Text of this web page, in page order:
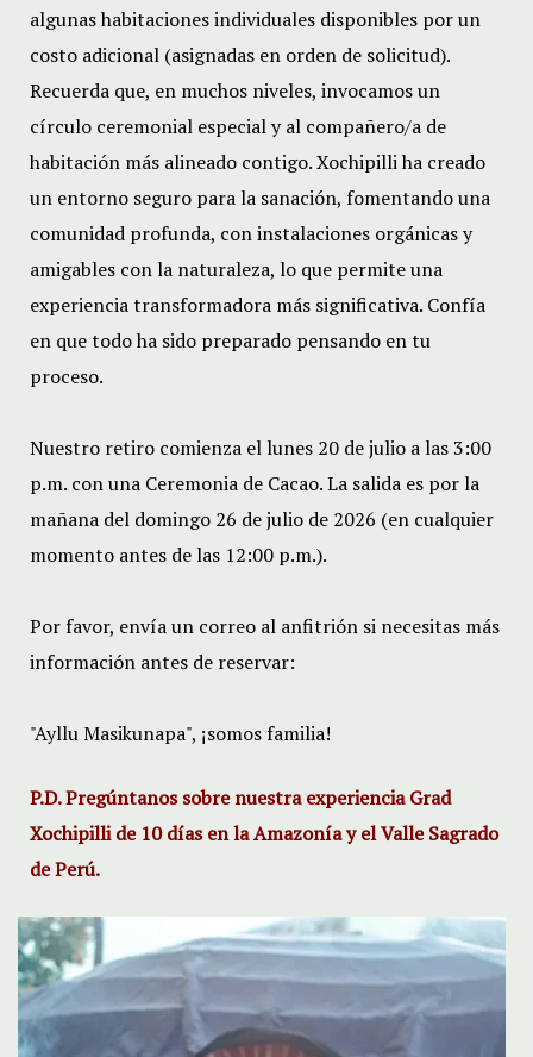
algunas habitaciones individuales disponibles por un
costo adicional (asignadas en orden de solicitud).
Recuerda que, en muchos niveles, invocamos un
círculo ceremonial especial y al compañero/a de
habitación más alineado contigo. Xochipilli ha creado
un entorno seguro para la sanación, fomentando una
comunidad profunda, con instalaciones orgánicas y
amigables con la naturaleza, lo que permite una
experiencia transformadora más significativa. Confía
en que todo ha sido preparado pensando en tu
proceso.
Nuestro retiro comienza el lunes 20 de julio a las 3:00
p.m. con una Ceremonia de Cacao. La salida es por la
mañana del domingo 26 de julio de 2026 (en cualquier
momento antes de las 12:00 p.m.).
Por favor, envía un correo al anfitrión si necesitas más
información antes de reservar:
"Ayllu Masikunapa", ¡somos familia!
P.D. Pregúntanos sobre nuestra experiencia Grad
Xochipilli de 10 días en la Amazonía y el Valle Sagrado
de Perú.